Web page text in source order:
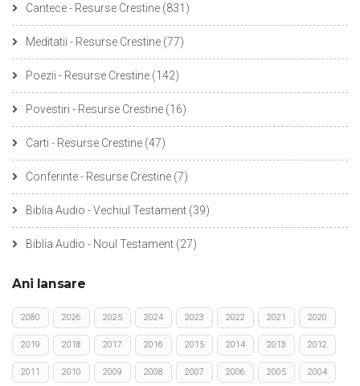
Cantece - Resurse Crestine (831)
Meditatii - Resurse Crestine (77)
Poezii - Resurse Crestine (142)
Povestiri - Resurse Crestine (16)
Carti - Resurse Crestine (47)
Conferinte - Resurse Crestine (7)
Biblia Audio - Vechiul Testament (39)
Biblia Audio - Noul Testament (27)
Ani lansare
2080 2026 2025 2024 2023 2022 2021 2020
2019 2018 2017 2016 2015 2014 2013 2012
2011 2010 2009 2008 2007 2006 2005 2004